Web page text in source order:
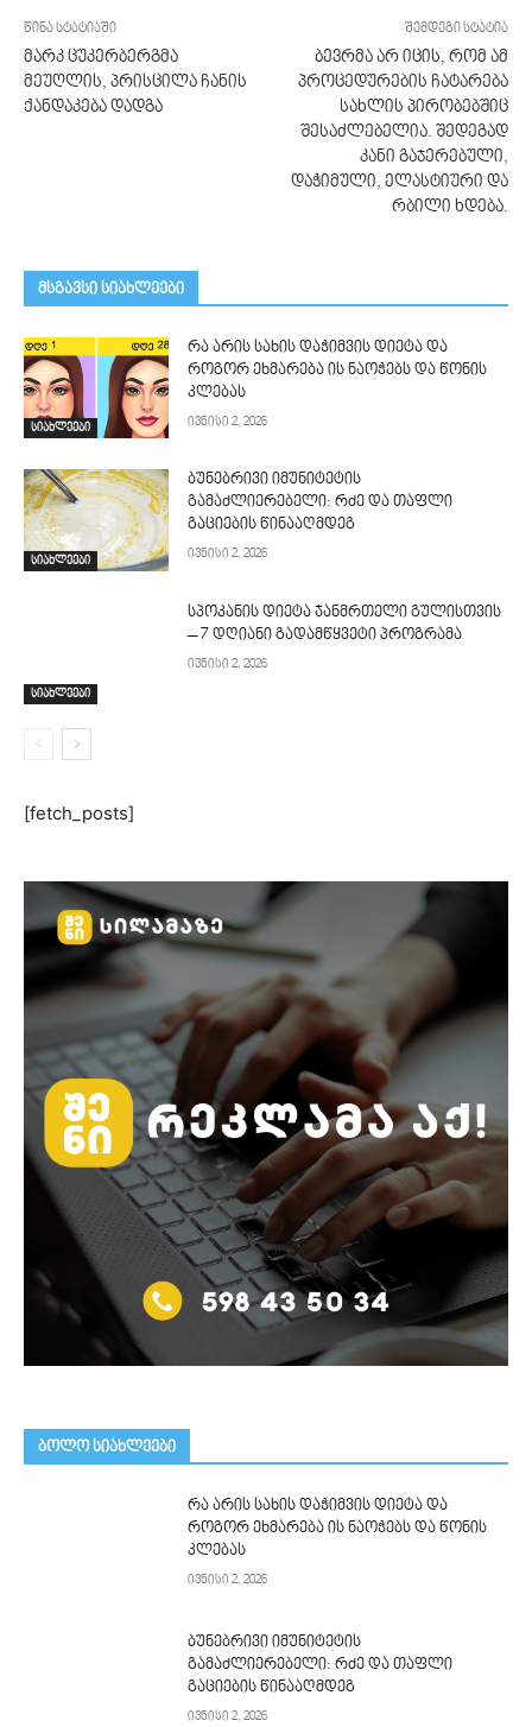
წინა სტატიაში
მარკ ცუკერბერგმა
მეუღლის, პრისცილა ჩანის
ქანდაკება დადგა
შემდეგი სტატია
ბევრმა არ იცის, რომ ამ
პროცედურების ჩატარება
სახლის პირობებშიც
შესაძლებელია. შედეგად
კანი გაჯერებული,
დაჭიმული, ელასტიური და
რბილი ხდება.
მსგავსი სიახლეები
სიახლეები
რა არის სახის დაჭიმვის დიეტა და
როგორ ეხმარება ის ნაოჭებს და წონის
კლებას
ივნისი 2, 2026
სიახლეები
ბუნებრივი იმუნიტეტის
გამაძლიერებელი: რძე და თაფლი
გაციების წინააღმდეგ
ივნისი 2, 2026
სიახლეები
სპოკანის დიეტა ჯანმრთელი გულისთვის
– 7 დღიანი გადამწყვეტი პროგრამა
ივნისი 2, 2026
[fetch_posts]
ᲑᲝᲚᲝ ᲡᲘᲐᲮᲚᲔᲔᲑᲘ
რა არის სახის დაჭიმვის დიეტა და
როგორ ეხმარება ის ნაოჭებს და წონის
კლებას
ივნისი 2, 2026
ბუნებრივი იმუნიტეტის
გამაძლიერებელი: რძე და თაფლი
გაციების წინააღმდეგ
ივნისი 2, 2026